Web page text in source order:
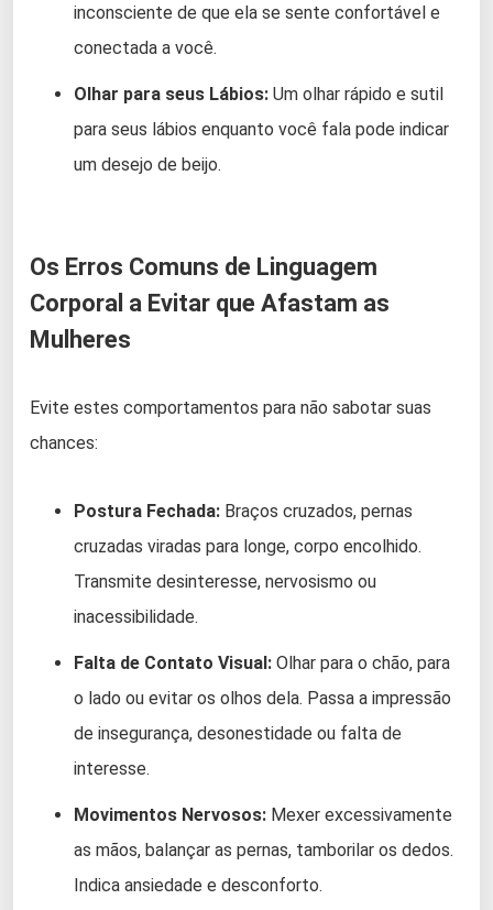
inconsciente de que ela se sente confortável e
conectada a você.
Olhar para seus Lábios: Um olhar rápido e sutil
para seus lábios enquanto você fala pode indicar
um desejo de beijo.
Os Erros Comuns de Linguagem
Corporal a Evitar que Afastam as
Mulheres
Evite estes comportamentos para não sabotar suas
chances:
Postura Fechada: Braços cruzados, pernas
cruzadas viradas para longe, corpo encolhido.
Transmite desinteresse, nervosismo ou
inacessibilidade.
Falta de Contato Visual: Olhar para o chão, para
o lado ou evitar os olhos dela. Passa a impressão
de insegurança, desonestidade ou falta de
interesse.
Movimentos Nervosos: Mexer excessivamente
as mãos, balançar as pernas, tamborilar os dedos.
Indica ansiedade e desconforto.